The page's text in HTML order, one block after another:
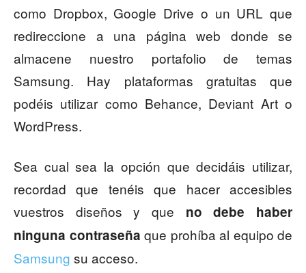
como Dropbox, Google Drive o un URL que
redireccione a una página web donde se
almacene nuestro portafolio de temas
Samsung. Hay plataformas gratuitas que
podéis utilizar como Behance, Deviant Art o
WordPress.
Sea cual sea la opción que decidáis utilizar,
recordad que tenéis que hacer accesibles
vuestros diseños y que no debe haber
ninguna contraseña que prohíba al equipo de
Samsung su acceso.